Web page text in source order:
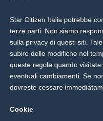
Star Citizen Italia potrebbe
terze parti. Non siamo
sulla privacy di questi siti.
subire delle modifiche nel
queste regole quando
eventuali cambiamenti. Se
dovreste cessare
Cookie